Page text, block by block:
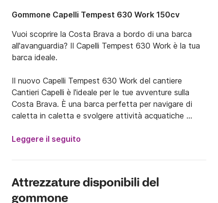
Gommone Capelli Tempest 630 Work 150cv
Vuoi scoprire la Costa Brava a bordo di una barca
all'avanguardia? Il Capelli Tempest 630 Work è la tua
barca ideale.
Il nuovo Capelli Tempest 630 Work del cantiere
Cantieri Capelli è l'ideale per le tue avventure sulla
Costa Brava. È una barca perfetta per navigare di
caletta in caletta e svolgere attività acquatiche
navigazione a bordo, navigherai tra le onde con
Il Capelli Tempest 630 Work è in perfette condizioni,
Leggere il seguito
Attrezzature disponibili del
gommone